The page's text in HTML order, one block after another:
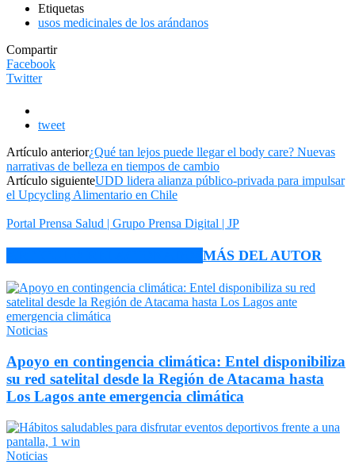
Etiquetas
usos medicinales de los arándanos
Compartir
Facebook
Twitter
tweet
Artículo anterior¿Qué tan lejos puede llegar el body care? Nuevas
narrativas de belleza en tiempos de cambio
Artículo siguienteUDD lidera alianza público-privada para impulsar
el Upcycling Alimentario en Chile
Portal Prensa Salud | Grupo Prensa Digital | JP
MÁS DEL AUTOR
Noticias
Apoyo en contingencia climática: Entel disponibiliza
su red satelital desde la Región de Atacama hasta
Los Lagos ante emergencia climática
Noticias